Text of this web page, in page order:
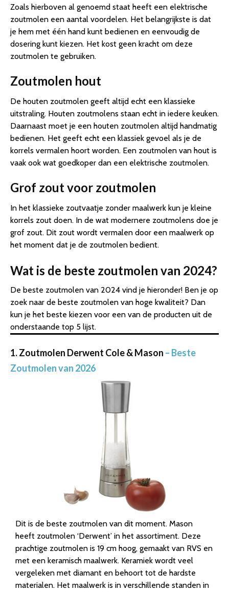
Zoals hierboven al genoemd staat heeft een elektrische
zoutmolen een aantal voordelen. Het belangrijkste is dat
je hem met één hand kunt bedienen en eenvoudig de
dosering kunt kiezen. Het kost geen kracht om deze
zoutmolen te gebruiken.
Zoutmolen hout
De houten zoutmolen geeft altijd echt een klassieke
uitstraling. Houten zoutmolens staan echt in iedere keuken.
Daarnaast moet je een houten zoutmolen altijd handmatig
bedienen. Het geeft echt een klassiek gevoel als je de
korrels vermalen hoort worden. Een zoutmolen van hout is
vaak ook wat goedkoper dan een elektrische zoutmolen.
Grof zout voor zoutmolen
In het klassieke zoutvaatje zonder maalwerk kun je kleine
korrels zout doen. In de wat modernere zoutmolens doe je
grof zout. Dit zout wordt vermalen door een maalwerk op
het moment dat je de zoutmolen bedient.
Wat is de beste zoutmolen van 2024?
De beste zoutmolen van 2024 vind je hieronder! Ben je op
zoek naar de beste zoutmolen van hoge kwaliteit? Dan
kun je het beste kiezen voor een van de producten uit de
onderstaande top 5 lijst.
1. Zoutmolen Derwent Cole & Mason – Beste
Zoutmolen van 2026
Dit is de beste zoutmolen van dit moment. Mason
heeft zoutmolen ‘Derwent’ in het assortiment. Deze
prachtige zoutmolen is 19 cm hoog, gemaakt van RVS en
met een keramisch maalwerk. Keramiek wordt veel
vergeleken met diamant en behoort tot de hardste
materialen. Het maalwerk is in verschillende standen in